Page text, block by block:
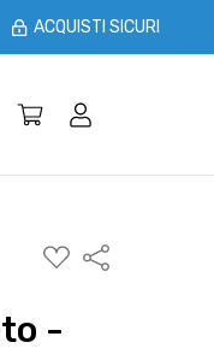
ACQUISTI SICURI
E CASA
AGGIUNGI
ALLA
Condividi
-